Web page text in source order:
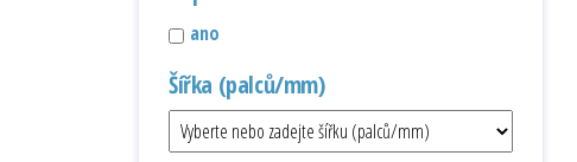
ano
Šířka (palců/mm)